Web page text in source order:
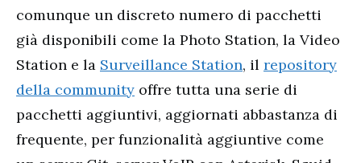
comunque un discreto numero di pacchetti
già disponibili come la Photo Station, la Video
Station e la Surveillance Station, il repository
della community offre tutta una serie di
pacchetti aggiuntivi, aggiornati abbastanza di
frequente, per funzionalità aggiuntive come